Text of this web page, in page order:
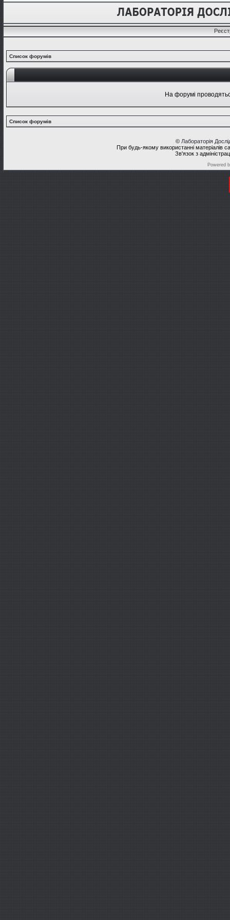
Список форумів
На форумі
Список форумів
© Лабораторія
При будь-якому використанні матеріалів
Зв'язок з
Powered